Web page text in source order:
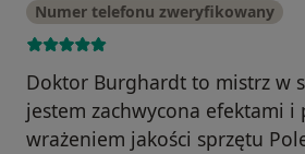
Numer telefonu zweryfikowany
Doktor Burghardt to mistrz w
jestem zachwycona efektami
wrażeniem jakości sprzętu